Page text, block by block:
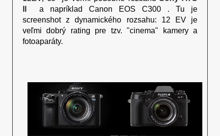
a napríklad Canon EOS C300 . Tu je
screenshot z dynamického rozsahu: 12 EV je
veľmi dobrý rating pre tzv. "cinema" kamery a
fotoaparáty.